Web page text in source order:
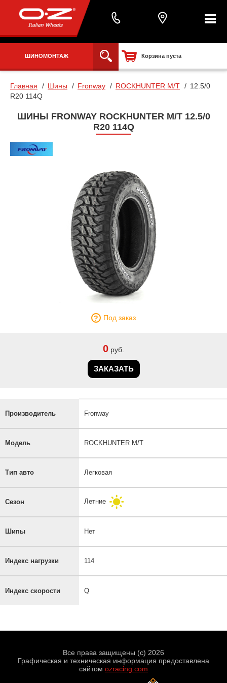
ШИНОМОНТАЖ Корзина пуста
Главная Шины Fronway ROCKHUNTER M/T
12.5/0
R20 114Q
ШИНЫ FRONWAY ROCKHUNTER M/T 12.5/0
R20 114Q
Под заказ
0 руб.
ЗАКАЗАТЬ
Производитель Fronway
Модель ROCKHUNTER M/T
Тип авто Легковая
Сезон Летние
Шипы Нет
Индекс нагрузки 114
Индекс скорости Q
Все права защищены (с) 2026
Графическая и техническая информация предоставлена
сайтом ozracing.com